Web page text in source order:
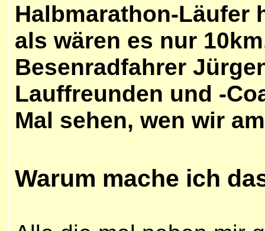
Halbmarathon-Läufer
als wären es nur
Besenradfahrer
Lauffreunden und -
Mal sehen, wen wir
Warum mache ich